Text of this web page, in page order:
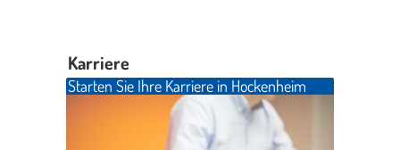
Karriere
Starten Sie Ihre Karriere in Hockenheim